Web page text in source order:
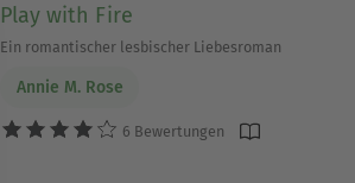
Play with Fire
Ein romantischer lesbischer Liebesroman
Annie M. Rose
6 Bewertungen